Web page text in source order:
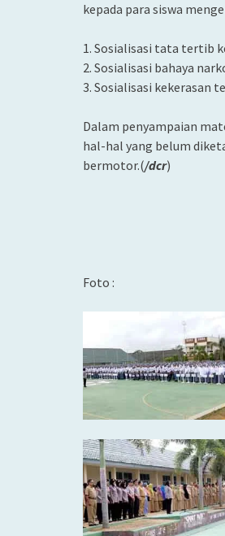
kepada para siswa
1. Sosialisasi tata tertib
2. Sosialisasi bahaya
3. Sosialisasi kekerasan
Dalam penyampaian
hal-hal yang belum
bermotor.(/dcr)
Foto :